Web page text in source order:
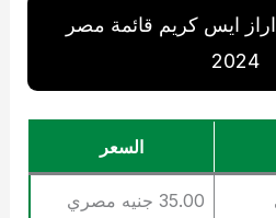
ايس كريم قائمة مصر
2024
السعر
35.00 جنيه مصري